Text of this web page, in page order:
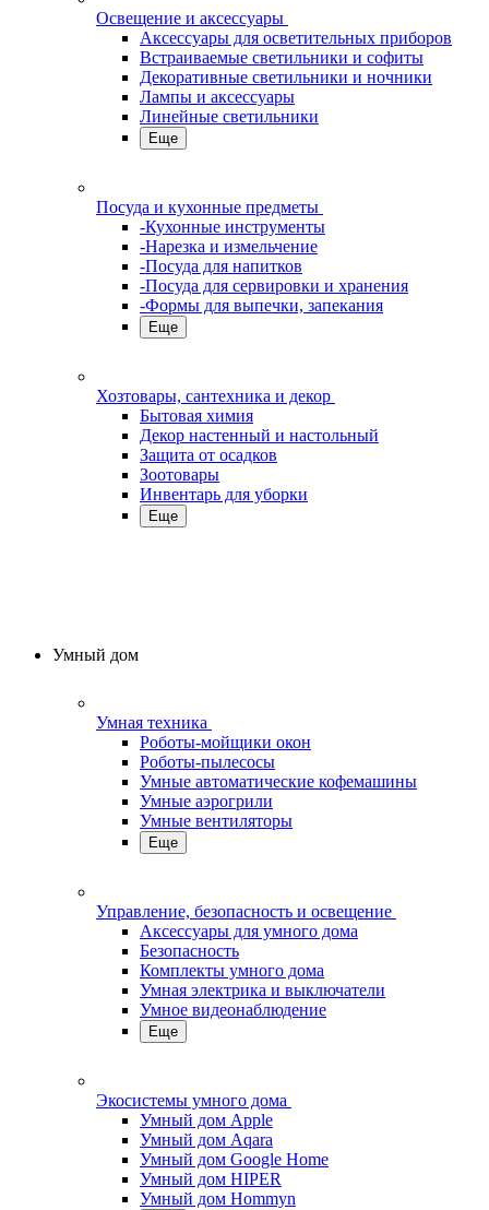
Освещение и аксессуары
Аксессуары для осветительных приборов
Встраиваемые светильники и софиты
Декоративные светильники и ночники
Лампы и аксессуары
Линейные светильники
Еще
Посуда и кухонные предметы
-Кухонные инструменты
-Нарезка и измельчение
-Посуда для напитков
-Посуда для сервировки и хранения
-Формы для выпечки, запекания
Еще
Хозтовары, сантехника и декор
Бытовая химия
Декор настенный и настольный
Защита от осадков
Зоотовары
Инвентарь для уборки
Еще
Умный дом
Умная техника
Роботы-мойщики окон
Роботы-пылесосы
Умные автоматические кофемашины
Умные аэрогрили
Умные вентиляторы
Еще
Управление, безопасность и освещение
Аксессуары для умного дома
Безопасность
Комплекты умного дома
Умная электрика и выключатели
Умное видеонаблюдение
Еще
Экосистемы умного дома
Умный дом Apple
Умный дом Aqara
Умный дом Google Home
Умный дом HIPER
Умный дом Hommyn